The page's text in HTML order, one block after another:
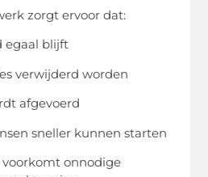
zorgt ervoor dat:
egaal blijft
verwijderd worden
afgevoerd
sneller kunnen starten
onnodige